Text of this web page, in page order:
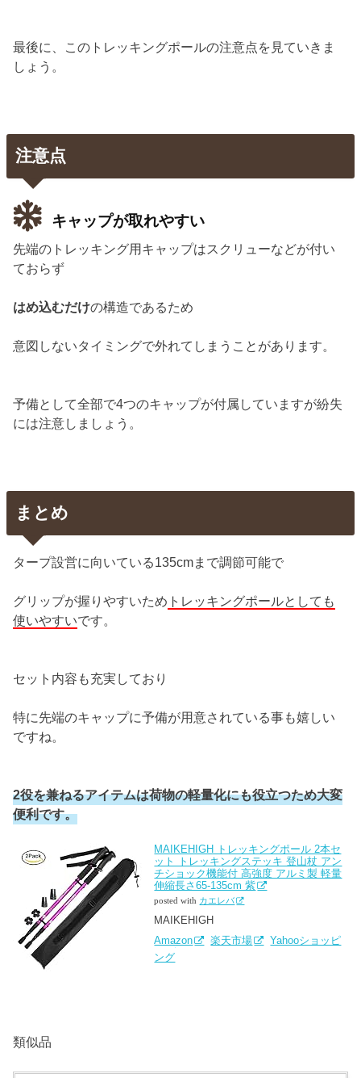
最後に、このトレッキングポールの注意点を見ていきま
しょう。
注意点
キャップが取れやすい
先端のトレッキング用キャップはスクリューなどが付い
ておらず
はめ込むだけの構造であるため
意図しないタイミングで外れてしまうことがあります。
予備として全部で4つのキャップが付属していますが紛失
には注意しましょう。
まとめ
タープ設営に向いている135cmまで調節可能で
グリップが握りやすいため トレッキングポールとしても
使いやすいです。
セット内容も充実しており
特に先端のキャップに予備が用意されている事も嬉しい
ですね。
2役を兼ねるアイテムは荷物の軽量化にも役立つため大変
便利です。
MAIKEHIGH トレッキングポール 2本セ
ット トレッキングステッキ 登山杖 アン
チショック機能付 高強度 アルミ製 軽量
伸縮長さ65-135cm 紫
posted with カエレバ
MAIKEHIGH
Amazon
楽天市場
Yahooショッピ
ング
類似品